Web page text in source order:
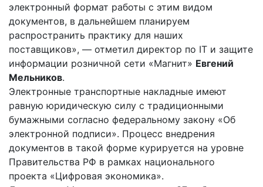
электронный формат работы с этим видом
документов, в дальнейшем планируем
распространить практику для наших
поставщиков», — отметил директор по IT и защите
информации розничной сети «Магнит» Евгений
Мельников.
Электронные транспортные накладные имеют
равную юридическую силу с традиционными
бумажными согласно федеральному закону «Об
электронной подписи». Процесс внедрения
документов в такой форме курируется на уровне
Правительства РФ в рамках национального
проекта «Цифровая экономика».